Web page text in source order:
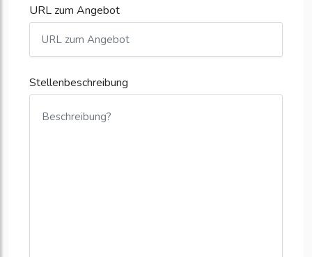
URL zum Angebot
Stellenbeschreibung